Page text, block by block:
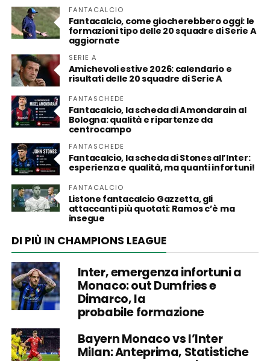
FANTACALCIO
Fantacalcio, come giocherebbero oggi: le
formazioni tipo delle 20 squadre di Serie A
aggiornate
SERIE A
Amichevoli estive 2026: calendario e
risultati delle 20 squadre di Serie A
FANTASCHEDE
Fantacalcio, la scheda di Amondarain al
Bologna: qualità e ripartenze da
centrocampo
FANTASCHEDE
Fantacalcio, la scheda di Stones all’Inter:
esperienza e qualità, ma quanti infortuni!
FANTACALCIO
Listone fantacalcio Gazzetta, gli
attaccanti più quotati: Ramos c’è ma
insegue
DI PIÙ IN CHAMPIONS LEAGUE
Inter, emergenza infortuni a
Monaco: out Dumfries e
Dimarco, la
probabile formazione
Bayern Monaco vs l’Inter
Milan: Anteprima, Statistiche